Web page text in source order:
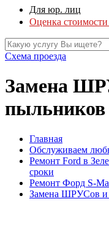
Для юр. лиц
Оценка
Схема проезда
Замена
Главная
Обслуживаем
Ремонт Ford в
сроки
Ремонт Форд S-
Замена ШРУСов и